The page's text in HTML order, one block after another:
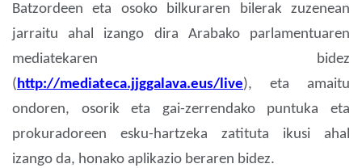
Batzordeen eta osoko bilkuraren bilerak zuzenean
jarraitu ahal izango dira Arabako parlamentuaren
mediatekaren bidez
( http://mediateca.jjggalava.eus/live), eta amaitu
ondoren, osorik eta gai-zerrendako puntuka eta
prokuradoreen esku-hartzeka zatituta ikusi ahal
izango da, honako aplikazio beraren bidez.